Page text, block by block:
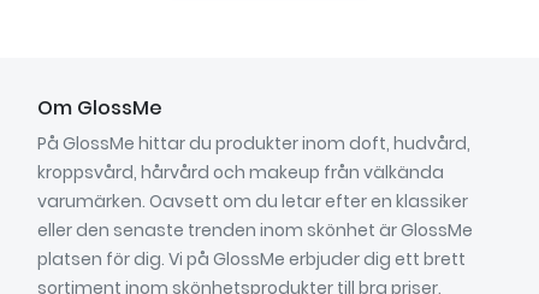
Om GlossMe
På GlossMe hittar du produkter inom doft, hudvård,
kroppsvård, hårvård och makeup från välkända
varumärken. Oavsett om du letar efter en klassiker
eller den senaste trenden inom skönhet är GlossMe
platsen för dig. Vi på GlossMe erbjuder dig ett brett
sortiment inom skönhetsprodukter till bra priser.